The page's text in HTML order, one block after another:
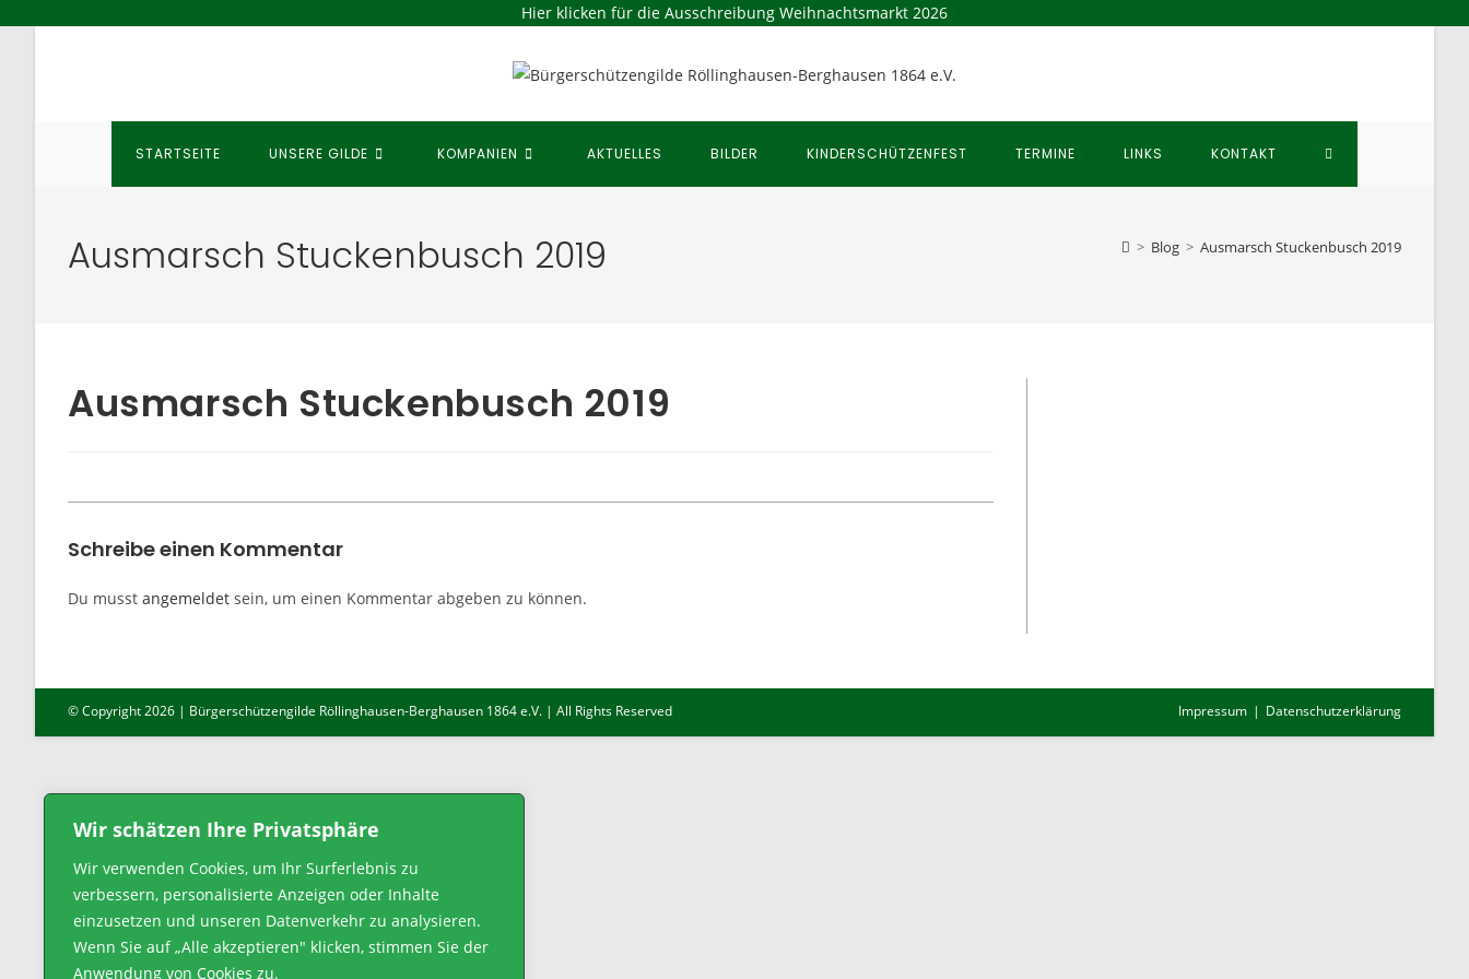
Wir schätzen Ihre Privatsphäre
Wir verwenden Cookies, um Ihr Surferlebnis zu
verbessern, personalisierte Anzeigen oder Inhalte
einzusetzen und unseren Datenverkehr zu analysieren.
Wenn Sie auf „Alle akzeptieren" klicken, stimmen Sie der
Anwendung von Cookies zu.
Hier klicken für die Ausschreibung Weihnachtsmarkt 2026
STARTSEITE UNSERE GILDE KOMPANIEN AKTUELLES BILDER KINDERSCHÜTZENFEST TERMINE LINKS KONTAKT WEBSITE-
Ausmarsch Stuckenbusch 2019 > Blog > Ausmarsch Stuckenbusch 2019
Ausmarsch Stuckenbusch 2019
Schreibe einen Kommentar
Du musst angemeldet sein, um einen Kommentar abgeben zu können.
Impressum Datenschutzerklärung
© Copyright 2026 | Bürgerschützengilde Röllinghausen-Berghausen 1864 e.V. | All Rights Reserved